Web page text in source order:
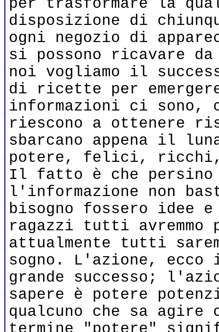
per trasformare la
disposizione di
ogni negozio di
si possono ricavare
noi vogliamo il
di ricette per
informazioni ci sono,
riescono a ottenere
sbarcano appena il
potere, felici, ricchi,
Il fatto è che
l'informazione non
bisogno fossero idee
ragazzi tutti
attualmente tutti
sogno. L'azione, ecco
grande successo;
sapere è potere
qualcuno che sa